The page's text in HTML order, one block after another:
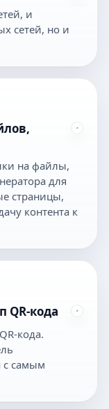
и
сетей, но и
на файлы,
для
страницы,
контента к
QR-кода
кода.
с самым